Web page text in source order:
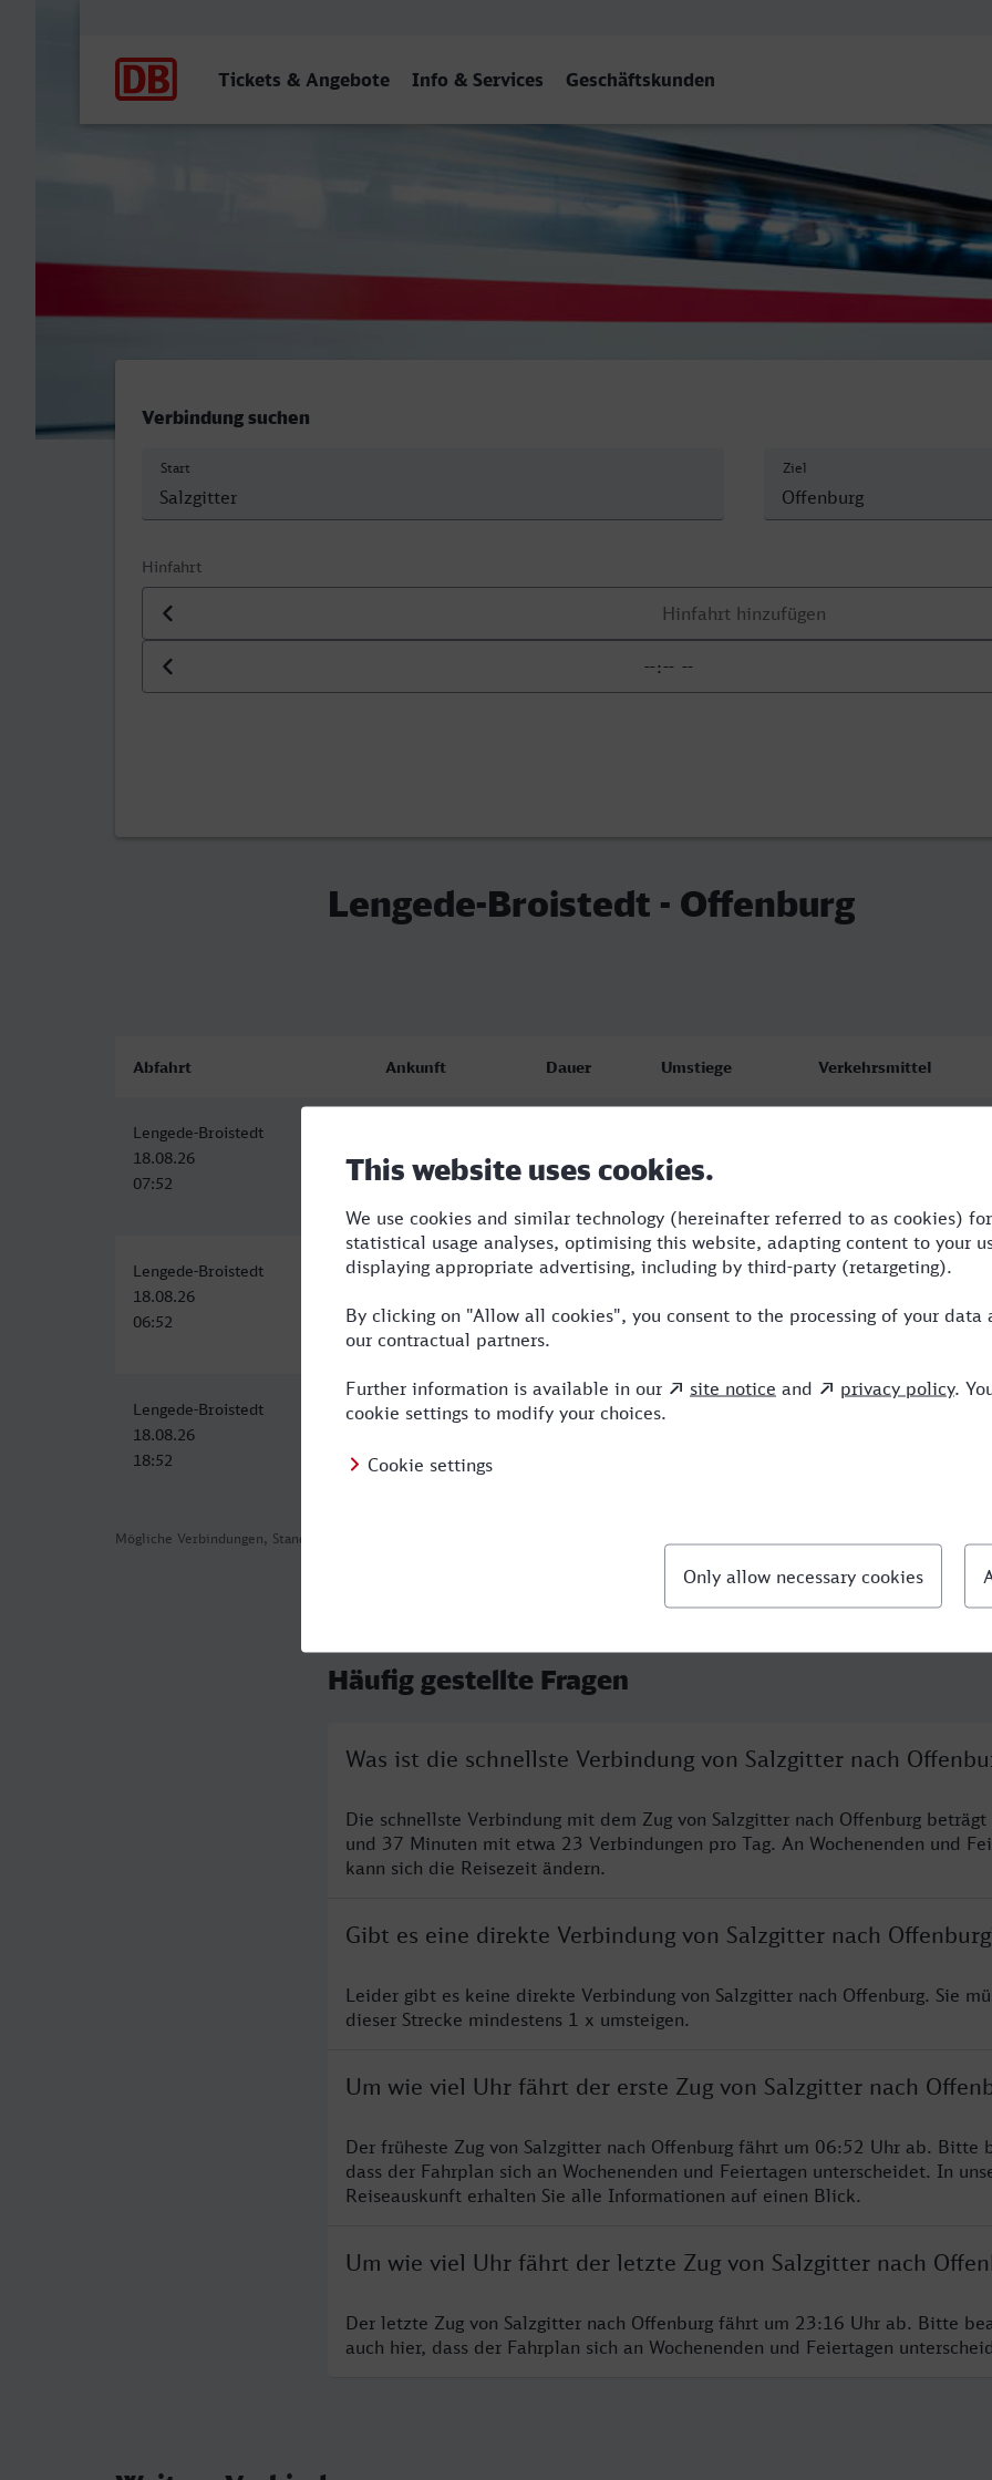
Tickets & Angebote Info & Services Geschäftskunden
Lengede-Broistedt - Offenburg
Verbindung suchen
Start Ziel
Hinfahrt
Datum der Hinfahrt
Uhrzeit der Hinfahrt
Lengede-Broistedt - Offenburg
Mögliche Verbindungen, Stand: 2026-08-04 06:26
Abfahrt Ankunft Dauer Umstiege Verkehrsmittel
Lengede-Broistedt
18.08.26
07:52
18.08.26
12:29
Lengede-Broistedt
18.08.26
06:52
Offenburg
11:56
5:04 4 RE,ENO,ICE
Lengede-Broistedt
18.08.26
18:52
Offenburg
00:03
5:11
Häufig gestellte Fragen
Was ist die schnellste Verbindung von Salzgitter nach
Die schnellste Verbindung mit dem Zug von Salzgitter nach Offenburg beträgt
und 37 Minuten mit etwa 23 Verbindungen pro Tag. An Wochenenden und
kann sich die Reisezeit ändern.
Gibt es eine direkte Verbindung von Salzgitter nach
Leider gibt es keine direkte Verbindung von Salzgitter nach Offenburg. Sie
dieser Strecke mindestens 1 x umsteigen.
Um wie viel Uhr fährt der erste Zug von Salzgitter nach
Der früheste Zug von Salzgitter nach Offenburg fährt um 06:52 Uhr ab. Bitte
dass der Fahrplan sich an Wochenenden und Feiertagen unterscheidet. In
Reiseauskunft erhalten Sie alle Informationen auf einen Blick.
Um wie viel Uhr fährt der letzte Zug von Salzgitter nach
Der letzte Zug von Salzgitter nach Offenburg fährt um 23:16 Uhr ab. Bitte
auch hier, dass der Fahrplan sich an Wochenenden und Feiertagen